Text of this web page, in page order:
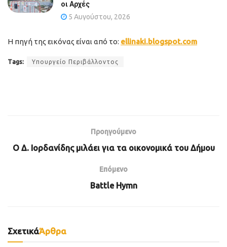
οι Αρχές
5 Αυγούστου, 2026
Η πηγή της εικόνας είναι από το: ellinaki.blogspot.com
Tags: Υπουργείο Περιβάλλοντος
Προηγούμενο
Ο Δ. Ιορδανίδης μιλάει για τα οικονομικά του Δήμου
Επόμενο
Battle Hymn
ΣχετικάΆρθρα